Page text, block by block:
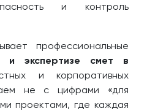
и контроль
профессиональные
и экспертизе смет в
и корпоративных
не с цифрами «для
проектами, где каждая